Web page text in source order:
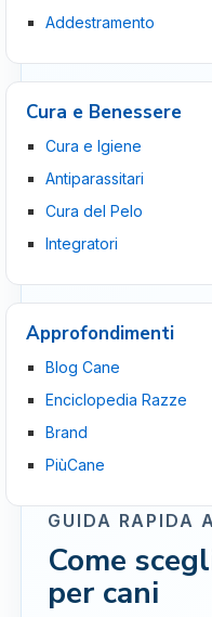
Addestramento
Cura e Benessere
Cura e Igiene
Antiparassitari
Cura del Pelo
Integratori
Approfondimenti
Blog Cane
Enciclopedia Razze
Brand
PiùCane
GUIDA RAPIDA
Come
per cani